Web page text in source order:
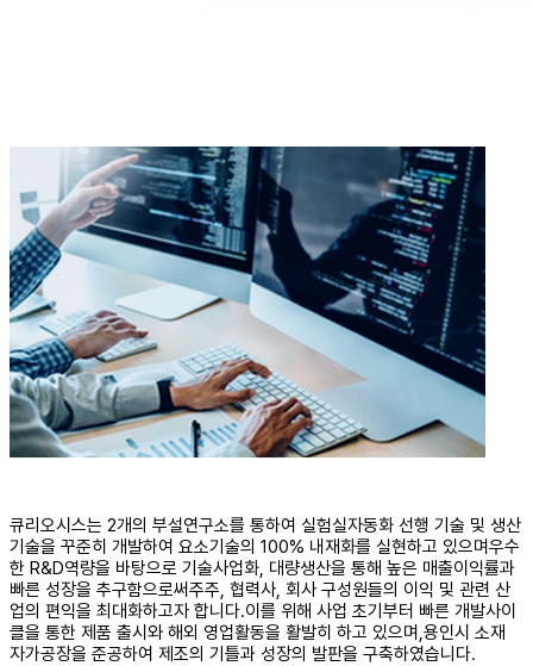
큐리오시스는 2개의 부설연구소를 통하여 실험실자동화 선행 기술 및 생산
기술을 꾸준히 개발하여 요소기술의 100% 내재화를 실현하고 있으며우수
한 R&D역량을 바탕으로 기술사업화, 대량생산을 통해 높은 매출이익률과
빠른 성장을 추구함으로써주주, 협력사, 회사 구성원들의 이익 및 관련 산
업의 편익을 최대화하고자 합니다.이를 위해 사업 초기부터 빠른 개발사이
클을 통한 제품 출시와 해외 영업활동을 활발히 하고 있으며,용인시 소재
자가공장을 준공하여 제조의 기틀과 성장의 발판을 구축하였습니다.